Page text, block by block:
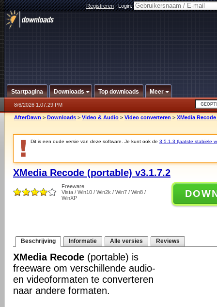
Registreren|Login:
Startpagina Downloads Top downloads Meer
8/6/2026 1:07:29 PM
AfterDawn > Downloads > Video & Audio > Video converteren > XMedia
Dit is een oude versie van deze software. Je kunt ook de 3.5.1.3 (laatste stabiele
XMedia Recode (portable) v3.1.7.2
Freeware
Vista / Win10 / Win2k / Win7 / Win8 /
WinXP
Beschrijving Informatie Alle versies Reviews
XMedia Recode (portable) is
freeware om verschillende audio-
en videoformaten te converteren
naar andere formaten.